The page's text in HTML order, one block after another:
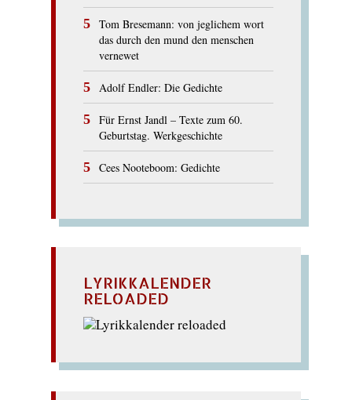
Tom Bresemann: von jeglichem wort
das durch den mund den menschen
vernewet
Adolf Endler: Die Gedichte
Für Ernst Jandl – Texte zum 60.
Geburtstag. Werkgeschichte
Cees Nooteboom: Gedichte
LYRIKKALENDER
RELOADED